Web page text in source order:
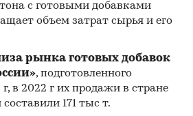
с готовыми добавками
объем затрат сырья и его
рынка готовых добавок
, подготовленного
в 2022 г их продажи в стране
171 тыс т.